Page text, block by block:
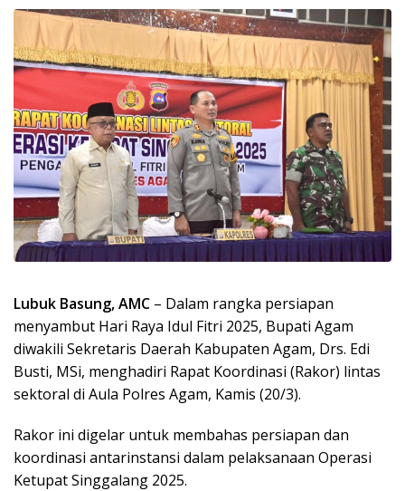
Lubuk Basung, AMC – Dalam rangka persiapan
menyambut Hari Raya Idul Fitri 2025, Bupati Agam
diwakili Sekretaris Daerah Kabupaten Agam, Drs. Edi
Busti, MSi, menghadiri Rapat Koordinasi (Rakor) lintas
sektoral di Aula Polres Agam, Kamis (20/3).
Rakor ini digelar untuk membahas persiapan dan
koordinasi antarinstansi dalam pelaksanaan Operasi
Ketupat Singgalang 2025.